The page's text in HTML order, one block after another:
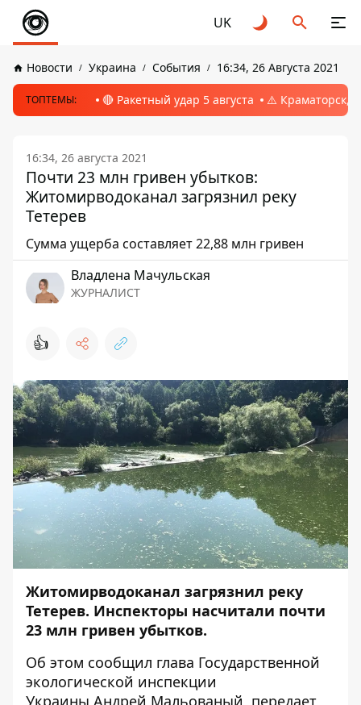
UK
Новости Украина События 16:34, 26 Августа 2021
ТОПТЕМЫ: 🔴 Ракетный удар 5 августа ⚠️ Краматорск,
16:34, 26 августа 2021
Почти 23 млн гривен убытков:
Житомирводоканал загрязнил реку
Тетерев
Сумма ущерба составляет 22,88 млн гривен
Владлена Мачульская
ЖУРНАЛИСТ
👍
Житомирводоканал загрязнил реку
Тетерев. Инспекторы насчитали почти
23 млн гривен убытков.
Об этом сообщил глава Государственной
экологической инспекции
Украины Андрей Мальованый, передает